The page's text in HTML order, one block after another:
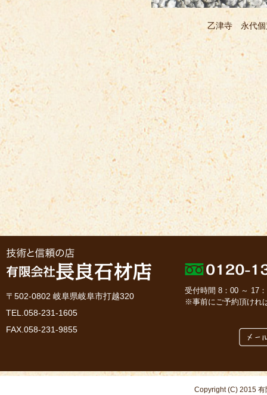
乙津寺 永代個
〒502-0802 岐阜県岐阜市打越320
TEL.058-231-1605
FAX.058-231-9855
受付時間 8：00 ～ 17
※事前にご予約頂けれ
Copyright (C) 2015